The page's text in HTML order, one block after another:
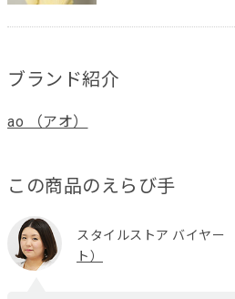
ブランド紹介
ao （アオ）
この商品のえらび手
スタイルストア バイヤー
ト）